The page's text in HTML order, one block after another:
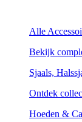
Alle
Bekijk
Sjaals,
Ontdek
Hoeden &